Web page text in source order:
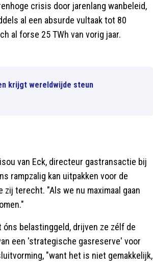
crisis door jarenlang wanbeleid,
al een absurde vultaak tot 80
al forse 25 TWh van vorig jaar.
krijgt wereldwijde steun
van Eck, directeur gastransactie bij
rampzalig kan uitpakken voor de
terecht. "Als we nu maximaal gaan
belastinggeld, drijven ze zélf de
een 'strategische gasreserve' voor
"want het is niet gemakkelijk,